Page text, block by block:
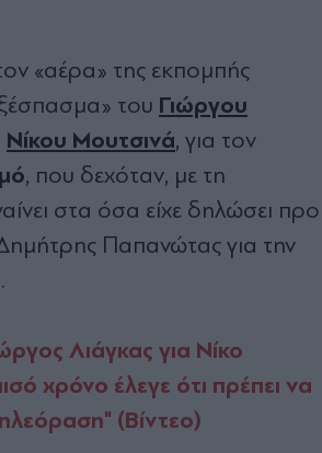
«αέρα» της εκπομπής
του Γιώργου
Νίκου Μουτσινά, για τον
, που δεχόταν, με τη
στα όσα είχε δηλώσει προ
Παπανώτας για την
Λιάγκας για Νίκο
χρόνο έλεγε ότι πρέπει να
(Βίντεο)